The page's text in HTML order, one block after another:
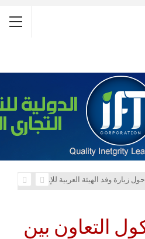
16 معلومة حول زيارة وفد الهيئة العربية للإستثمار والإنماء الزراعي إلي السعودية
التعاون بين